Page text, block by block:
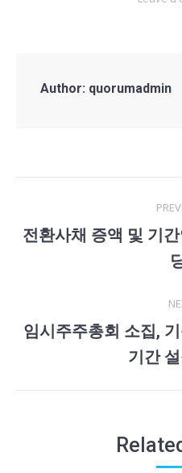
Author: quorumadmin
navigation
전환사채 증액 및 기
임시주주총회 소집,
기간